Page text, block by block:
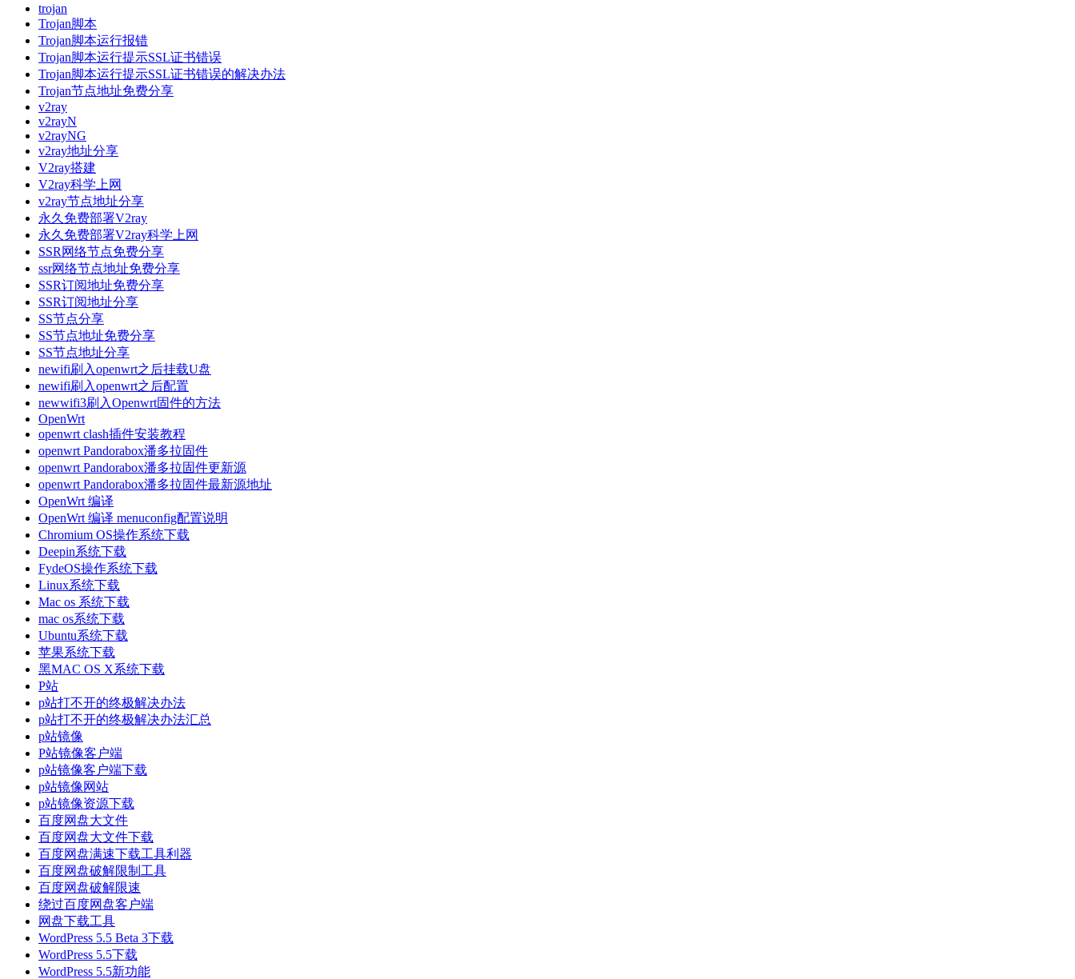
trojan
Trojan脚本
Trojan脚本运行报错
Trojan脚本运行提示SSL证书错误
Trojan脚本运行提示SSL证书错误的解决办法
Trojan节点地址免费分享
v2ray
v2rayN
v2rayNG
v2ray地址分享
V2ray搭建
V2ray科学上网
v2ray节点地址分享
永久免费部署V2ray
永久免费部署V2ray科学上网
SSR网络节点免费分享
ssr网络节点地址免费分享
SSR订阅地址免费分享
SSR订阅地址分享
SS节点分享
SS节点地址免费分享
SS节点地址分享
newifi刷入openwrt之后挂载U盘
newifi刷入openwrt之后配置
newwifi3刷入Openwrt固件的方法
OpenWrt
openwrt clash插件安装教程
openwrt Pandorabox潘多拉固件
openwrt Pandorabox潘多拉固件更新源
openwrt Pandorabox潘多拉固件最新源地址
OpenWrt 编译
OpenWrt 编译 menuconfig配置说明
Chromium OS操作系统下载
Deepin系统下载
FydeOS操作系统下载
Linux系统下载
Mac os 系统下载
mac os系统下载
Ubuntu系统下载
苹果系统下载
黑MAC OS X系统下载
P站
p站打不开的终极解决办法
p站打不开的终极解决办法汇总
p站镜像
P站镜像客户端
p站镜像客户端下载
p站镜像网站
p站镜像资源下载
百度网盘大文件
百度网盘大文件下载
百度网盘满速下载工具利器
百度网盘破解限制工具
百度网盘破解限速
绕过百度网盘客户端
网盘下载工具
WordPress 5.5 Beta 3下载
WordPress 5.5下载
WordPress 5.5新功能